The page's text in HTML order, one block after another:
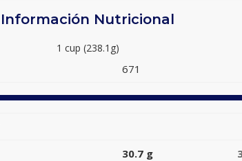
Información Nutricional
1 cup (238.1g)
671
30.7 g